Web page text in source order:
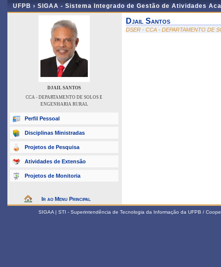
UFPB › SIGAA - Sistema Integrado de Gestão de Atividades
DJAIL SANTOS
CCA - DEPARTAMENTO DE SOLOS E
ENGENHARIA RURAL
Perfil Pessoal
Disciplinas Ministradas
Projetos de Pesquisa
Atividades de Extensão
Projetos de Monitoria
Ir ao Menu Principal
Djail Santos
DSER - CCA - DEPARTAMENTO DE
SIGAA | STI - Superintendência de Tecnologia da Informação da UFPB /